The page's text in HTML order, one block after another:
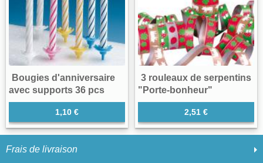
Frais de livraison
Bougies d'anniversaire
avec supports 36 pcs
1,10 €
3 rouleaux de serpentins
"Porte-bonheur"
2,51 €